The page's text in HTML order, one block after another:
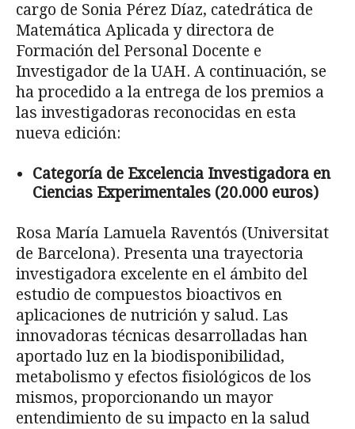
cargo de Sonia Pérez Díaz, catedrática de
Matemática Aplicada y directora de
Formación del Personal Docente e
Investigador de la UAH. A continuación, se
ha procedido a la entrega de los premios a
las investigadoras reconocidas en esta
nueva edición:
Categoría de Excelencia Investigadora en
Ciencias Experimentales (20.000 euros)
Rosa María Lamuela Raventós (Universitat
de Barcelona). Presenta una trayectoria
investigadora excelente en el ámbito del
estudio de compuestos bioactivos en
aplicaciones de nutrición y salud. Las
innovadoras técnicas desarrolladas han
aportado luz en la biodisponibilidad,
metabolismo y efectos fisiológicos de los
mismos, proporcionando un mayor
entendimiento de su impacto en la salud